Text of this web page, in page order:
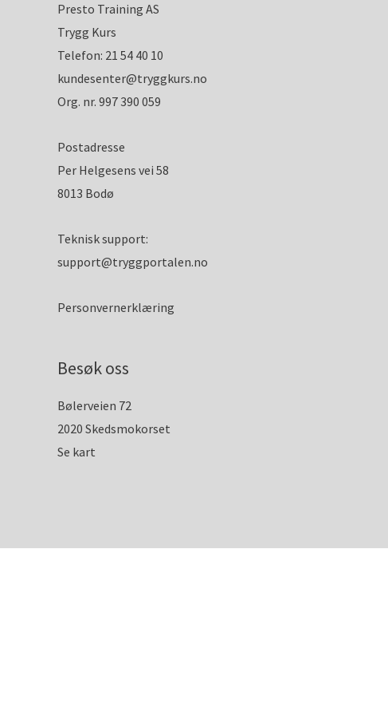
Presto Training AS
Trygg Kurs
Telefon: 21 54 40 10
kundesenter@tryggkurs.no
Org. nr. 997 390 059
Postadresse
Per Helgesens vei 58
8013 Bodø
Teknisk support:
support@tryggportalen.no
Personvernerklæring
Besøk oss
Bølerveien 72
2020 Skedsmokorset
Se kart